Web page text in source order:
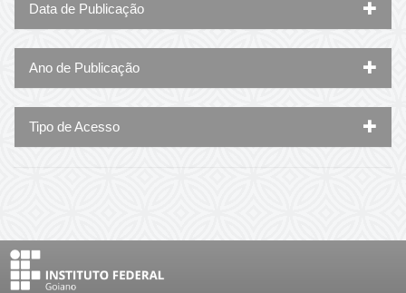
Data de Publicação
Ano de Publicação
Tipo de Acesso